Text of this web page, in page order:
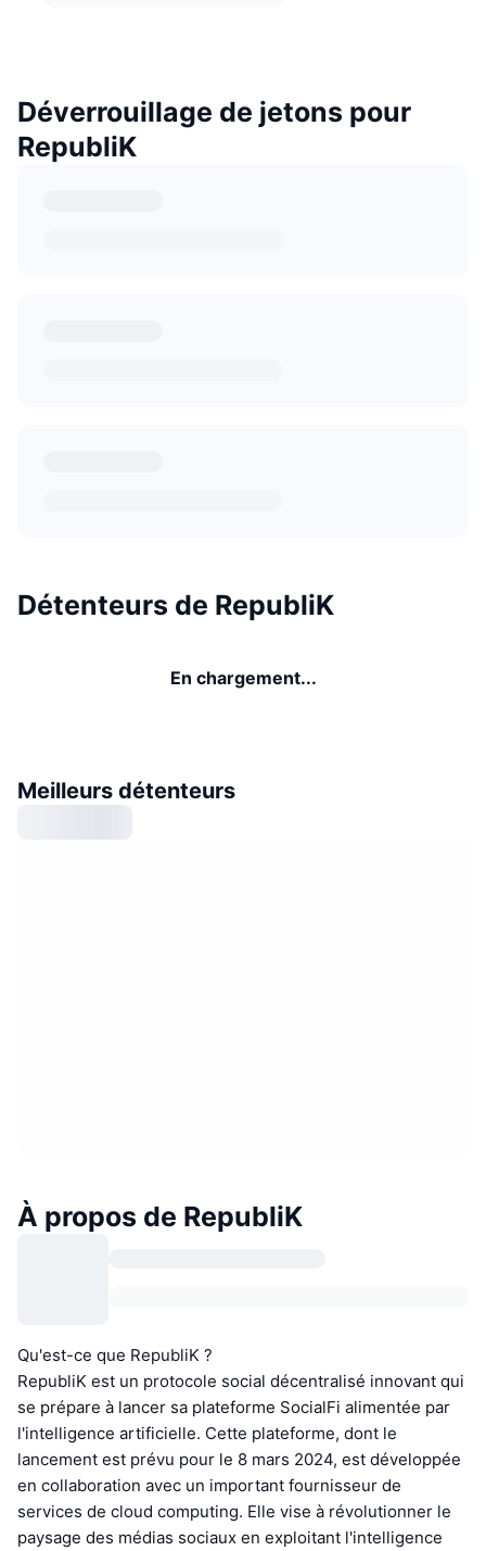
Déverrouillage de jetons pour
RepubliK
Détenteurs de RepubliK
En chargement...
Meilleurs détenteurs
À propos de RepubliK
Qu'est-ce que RepubliK ?
RepubliK est un protocole social décentralisé innovant qui
se prépare à lancer sa plateforme SocialFi alimentée par
l'intelligence artificielle. Cette plateforme, dont le
lancement est prévu pour le 8 mars 2024, est développée
en collaboration avec un important fournisseur de
services de cloud computing. Elle vise à révolutionner le
paysage des médias sociaux en exploitant l'intelligence